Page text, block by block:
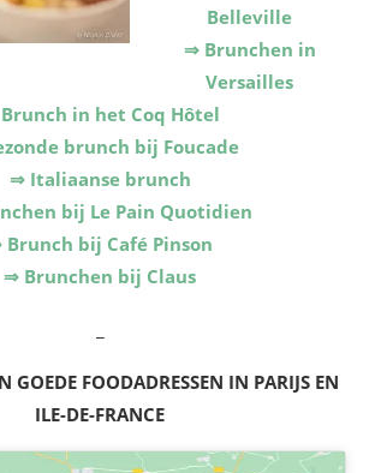
Belleville
⇒ Brunchen in
Versailles
in het Coq Hôtel
brunch bij Foucade
⇒ Italiaanse brunch
bij Le Pain Quotidien
Brunch bij Café Pinson
⇒ Brunchen bij Claus
GOEDE FOODADRESSEN IN PARIJS EN
ILE-DE-FRANCE